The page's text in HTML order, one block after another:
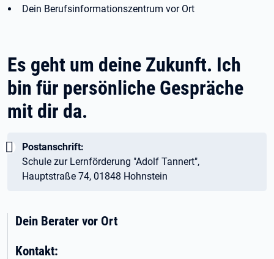
Dein Berufsinformationszentrum vor Ort
Es geht um deine Zukunft. Ich
bin für persönliche Gespräche
mit dir da.
Wichtig:
Postanschrift:
Schule zur Lernförderung "Adolf Tannert",
Hauptstraße 74, 01848 Hohnstein
Dein Berater vor Ort
Kontakt: